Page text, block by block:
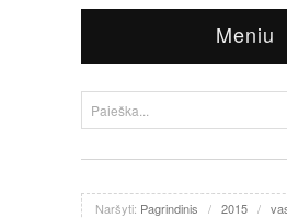
Meniu
Naršyti: Pagrindinis / 2015 /